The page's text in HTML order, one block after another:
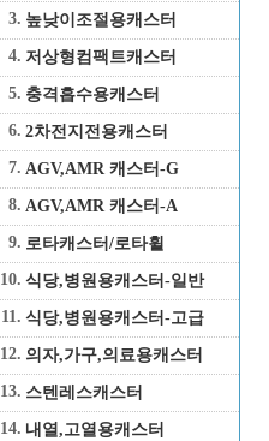
3. 높낮이조절용캐스터
4. 저상형컴팩트캐스터
5. 충격흡수용캐스터
6. 2차전지전용캐스터
7. AGV,AMR 캐스터-G
8. AGV,AMR 캐스터-A
9. 로타캐스터/로타휠
10. 식당,병원용캐스터-일반
11. 식당,병원용캐스터-고급
12. 의자,가구,의료용캐스터
13. 스텐레스캐스터
14. 내열,고열용캐스터